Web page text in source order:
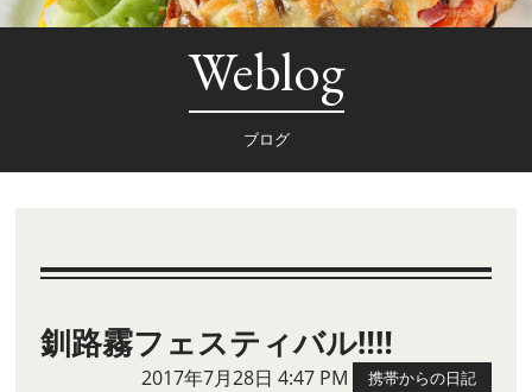
Weblog
ブログ
釧路霧フェスティバル‼︎‼︎
2017年7月28日 4:47 PM 携帯からの日記